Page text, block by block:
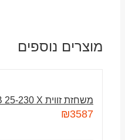
מוצרים נוספים
משחזת זווית WSB 25-230 X
₪3587